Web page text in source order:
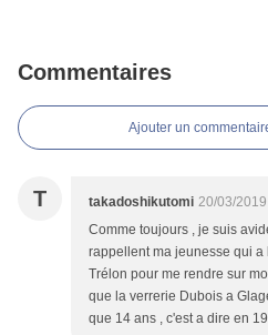
Commentaires
Ajouter un
T takadoshikutomi 20/03/
Comme toujours , je suis
rappellent ma jeunesse qui
Trélon pour me rendre sur
que la verrerie Dubois a
que 14 ans , c'est a dire en